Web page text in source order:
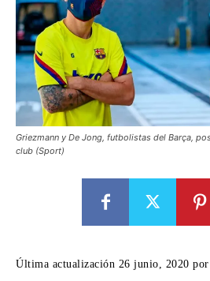
Griezmann y De Jong, futbolistas del Barça,
club (Sport)
Última actualización 26 junio, 2020 por